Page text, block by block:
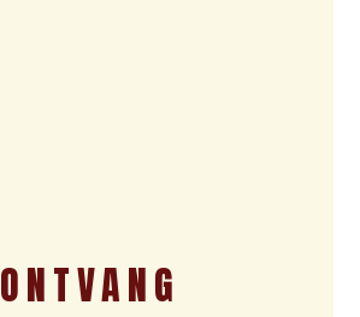
ONTVANG